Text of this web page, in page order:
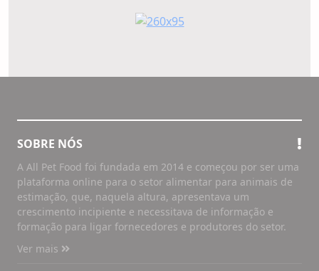
SOBRE NÓS
A All Pet Food foi fundada em 2014 e começou por ser uma
plataforma online para o setor alimentar para animais de
estimação, que, naquela altura, apresentava um
crescimento incipiente e necessitava de informação e
formação para ligar fornecedores e produtores do setor.
Ver mais